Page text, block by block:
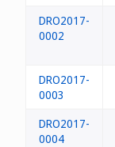
DRO2017-
0002
DRO2017-
0003
DRO2017-
0004